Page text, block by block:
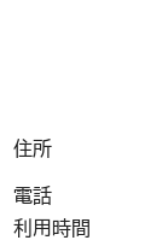
住所
電話
利用時間